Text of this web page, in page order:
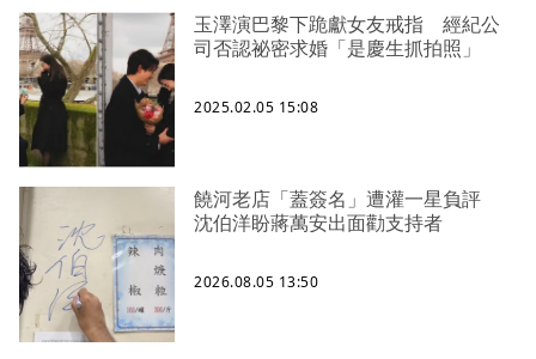
玉澤演巴黎下跪獻女友戒指 經紀公
司否認祕密求婚「是慶生抓拍照」
2025.02.05 15:08
饒河老店「蓋簽名」遭灌一星負評
沈伯洋盼蔣萬安出面勸支持者
2026.08.05 13:50